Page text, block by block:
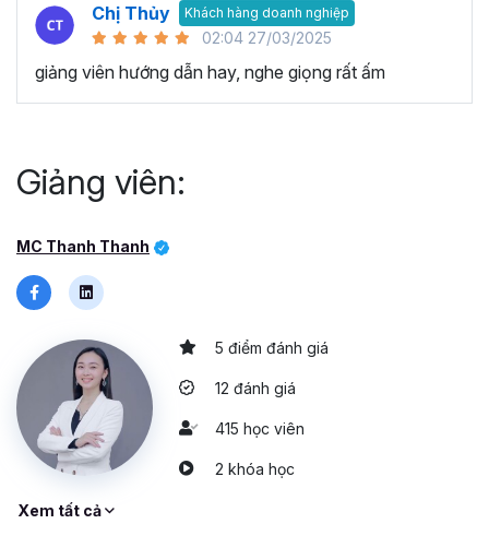
Chị Thủy Khách hàng doanh nghiệp
02:04 27/03/2025
giảng viên hướng dẫn hay, nghe giọng rất ấm
Giảng viên:
MC Thanh Thanh
5 điểm đánh giá
12 đánh giá
415 học viên
2 khóa học
Xem tất cả